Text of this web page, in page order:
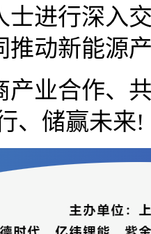
士进行深入
推动新能源
产业合作、
、储赢未来!